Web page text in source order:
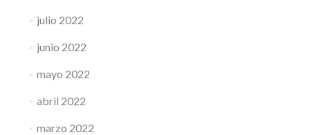
julio 2022
junio 2022
mayo 2022
abril 2022
marzo 2022